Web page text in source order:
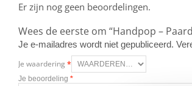
Er zijn nog geen beoordelingen.
Wees de eerste om “Handpop –
Je e-mailadres wordt niet gepubliceerd.
Je waardering *
Je beoordeling *